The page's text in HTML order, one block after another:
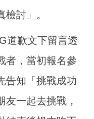
討」。
道歉文下留言透
者，當初報名參
告知「挑戰成功
友一起去挑戰，